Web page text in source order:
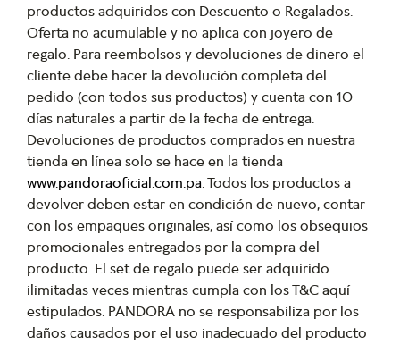
productos adquiridos con Descuento o Regalados.
Oferta no acumulable y no aplica con joyero de
regalo. Para reembolsos y devoluciones de dinero el
cliente debe hacer la devolución completa del
pedido (con todos sus productos) y cuenta con 10
días naturales a partir de la fecha de entrega.
Devoluciones de productos comprados en nuestra
tienda en línea solo se hace en la tienda
www.pandoraoficial.com.pa. Todos los productos a
devolver deben estar en condición de nuevo, contar
con los empaques originales, así como los obsequios
promocionales entregados por la compra del
producto. El set de regalo puede ser adquirido
ilimitadas veces mientras cumpla con los T&C aquí
estipulados. PANDORA no se responsabiliza por los
daños causados por el uso inadecuado del producto